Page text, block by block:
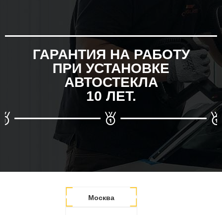
ГАРАНТИЯ НА РАБОТУ
ПРИ УСТАНОВКЕ
АВТОСТЕКЛА
10 ЛЕТ.
Москва